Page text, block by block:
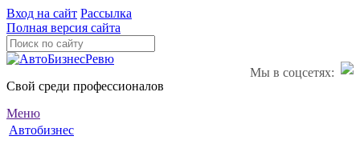
Вход на сайт Рассылка
Полная версия сайта
Мы в соцсетях:
Свой среди профессионалов
Меню
Автобизнес